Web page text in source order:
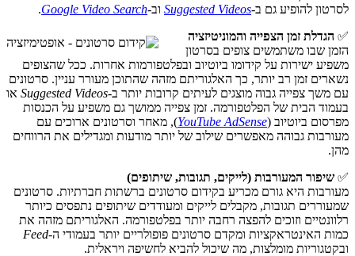
לסרטון להופיע גם ב-Suggested Videos וב-Google Video Search
.
✅ הגדלת זמן הצפייה והמוניטיזציה
הזמן שבו משתמשים צופים בסרטון
משפיע ישירות על קידומו ביוטיוב ובפלטפורמות אחרות. ככל שהצופים
נשארים זמן רב יותר, כך האלגוריתם מזהה שהתוכן מעורר עניין. סרטונים
עם משך צפייה גבוה מוצגים לעיתים קרובות יותר ב-Suggested Videos או
בעמוד הבית של הפלטפורמה. זמן צפייה ממושך גם משפיע על הכנסות
מפרסום ביוטיוב (YouTube AdSense), מאחר וסרטונים ארוכים עם
מעורבות גבוהה מאפשרים שילוב של יותר מודעות ומגדילים את הרווחים
מהן.
✅ שיפור המעורבות (לייקים, תגובות, שיתופים)
מעורבות היא גורם מכריע בקידום סרטונים ברשתות חברתיות. סרטונים
שמעוררים תגובות, מקבלים לייקים ומעודדים שיתופים נתפסים כיותר
רלוונטיים וזוכים להפצה רחבה יותר בפלטפורמה. האלגוריתם מזהה את
כמות האינטראקציות ומקדם סרטונים פופולריים יותר בעמודי ה-Feed
ובקטגוריות מומלצות, מה שיכול להביא לחשיפה ויראלית.